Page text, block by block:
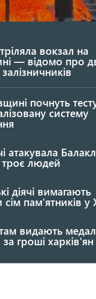
вокзал на
— відомо про
почнуть
систему
атакувала
троє людей
діячі вимагають
пам'ятників у
видають
гроші харків'ян